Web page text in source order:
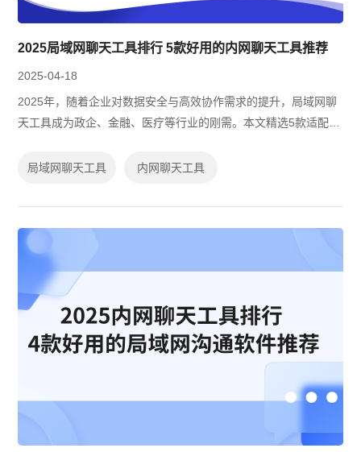
2025局域网聊天工具排行 5款好用的内网聊天工具推荐
2025-04-18
2025年，随着企业对数据安全与高效协作需求的提升，局域网聊
天工具成为政企、金融、医疗等行业的刚需。本文精选5款适配内
作、开源定制等场景，助力企业构建...
局域网聊天工具 内网聊天工具